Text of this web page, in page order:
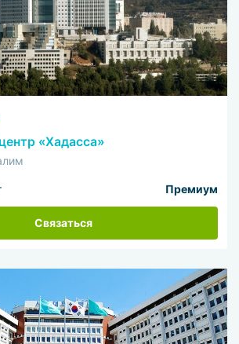
«Хадасса»
Премиум
Связаться